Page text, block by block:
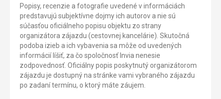
Popisy, recenzie a fotografie uvedené v informáciách
predstavujú subjektívne dojmy ich autorov a nie sú
súčasťou oficiálneho popisu objektu zo strany
organizátora zájazdu (cestovnej kancelárie). Skutočná
podoba izieb a ich vybavenia sa môže od uvedených
informácií líšiť, za čo spoločnosť Invia nenesie
zodpovednosť. Oficiálny popis poskytnutý organizátorom
zájazdu je dostupný na stránke vami vybraného zájazdu
po zadaní termínu, o ktorý máte záujem.